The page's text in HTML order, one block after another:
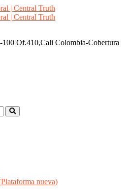
Of.410,Cali Colombia-Cobertura
nueva)